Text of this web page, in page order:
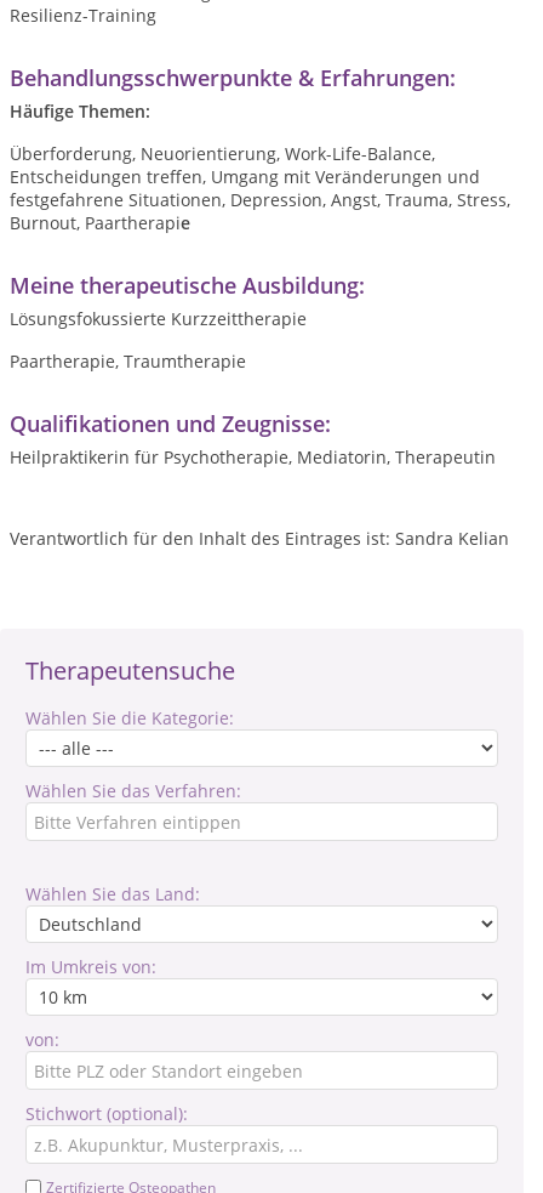
Therapeutensuche
Wählen Sie die Kategorie:
Wählen Sie das Verfahren:
Wählen Sie das Land:
Im Umkreis von:
von:
Stichwort (optional):
Zertifizierte Osteopathen
Resilienz-Training
Behandlungsschwerpunkte & Erfahrungen:
Häufige Themen:
Überforderung, Neuorientierung, Work-Life-Balance,
Entscheidungen treffen, Umgang mit Veränderungen und
festgefahrene Situationen, Depression, Angst, Trauma, Stress,
Burnout, Paartherapie
Meine therapeutische Ausbildung:
Lösungsfokussierte Kurzzeittherapie
Paartherapie, Traumtherapie
Qualifikationen und Zeugnisse:
Heilpraktikerin für Psychotherapie, Mediatorin, Therapeutin
Verantwortlich für den Inhalt des Eintrages ist: Sandra Kelian